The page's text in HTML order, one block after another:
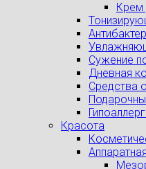
Крем
Сужение
Дневная
Средства
Красота